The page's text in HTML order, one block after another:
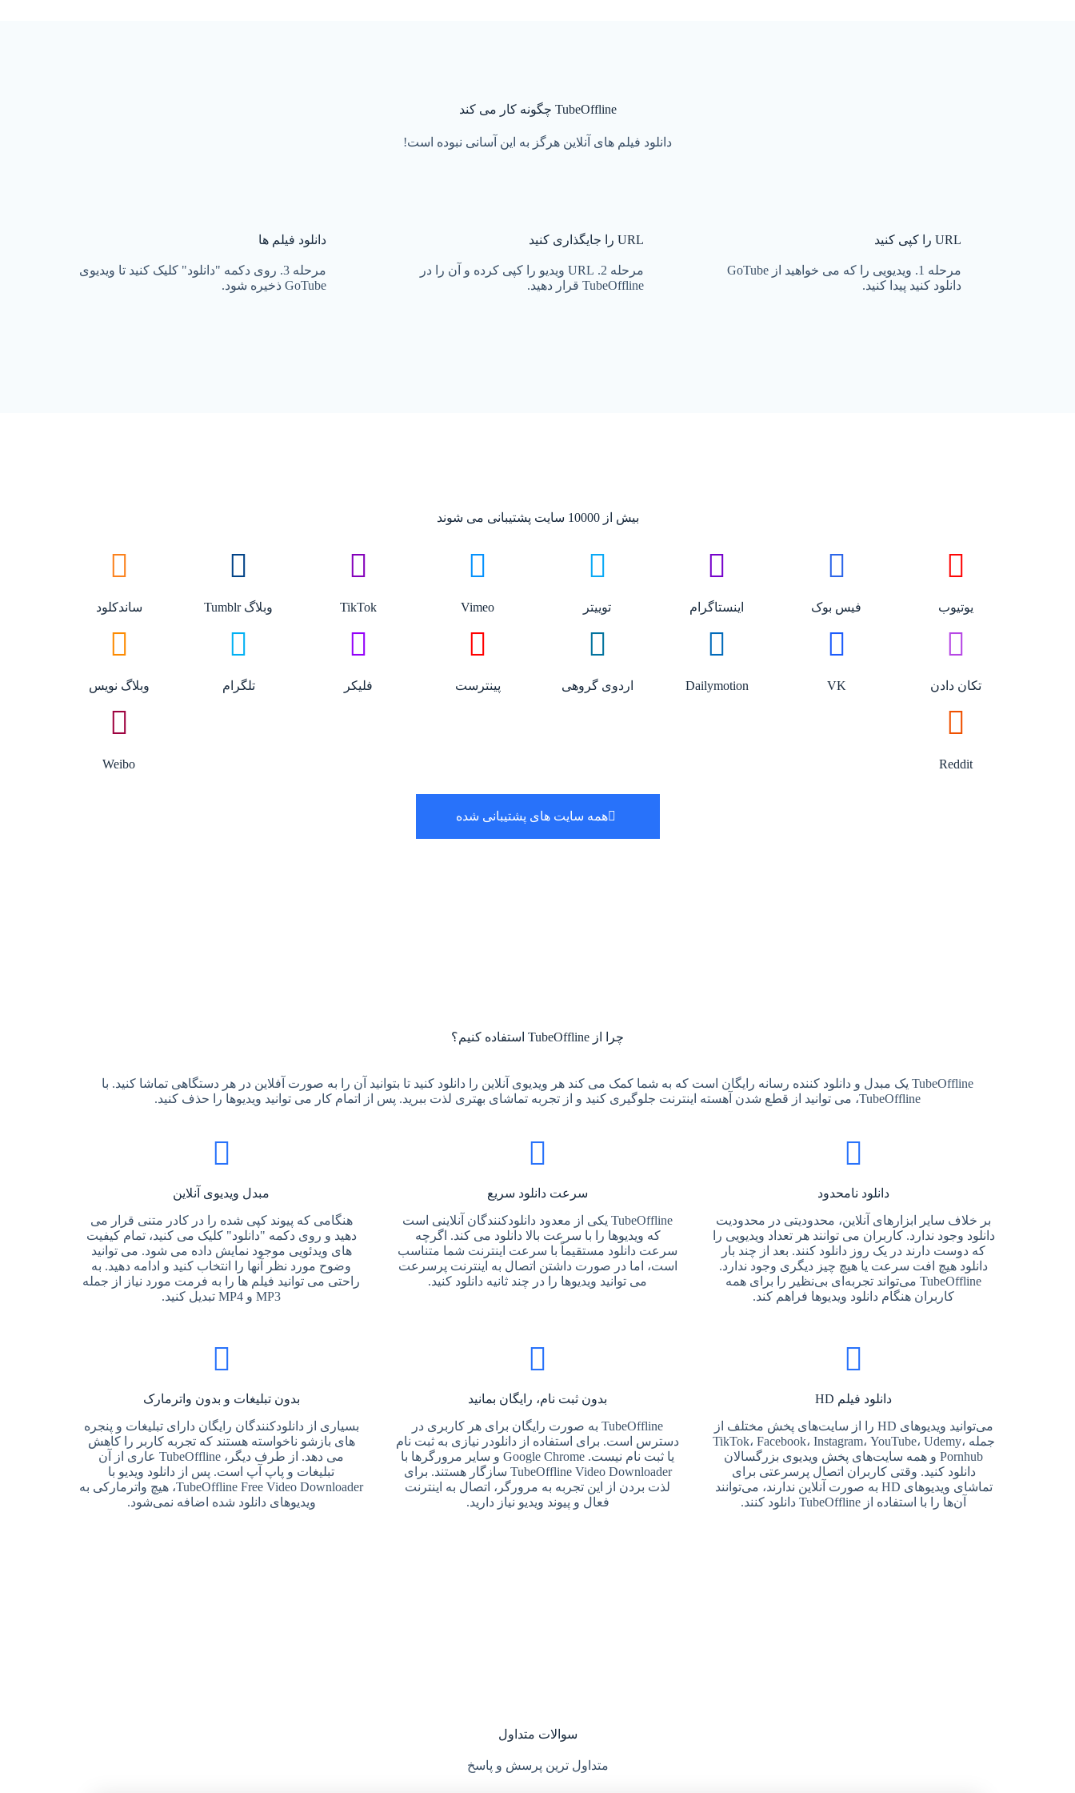
TubeOffline چگونه کار می کند
دانلود فیلم های آنلاین هرگز به این آسانی نبوده است!
URL را کپی کنید
مرحله 1. ویدیویی را که می خواهید از GoTube
دانلود کنید پیدا کنید.
URL را جایگذاری کنید
مرحله 2. URL ویدیو را کپی کرده و آن را در
TubeOffline قرار دهید.
دانلود فیلم ها
مرحله 3. روی دکمه "دانلود" کلیک کنید تا ویدیوی
GoTube ذخیره شود.
بیش از 10000 سایت پشتیبانی می شوند
یوتیوب فیس بوک اینستاگرام توییتر Vimeo
TikTok وبلاگ Tumblr ساندکلود
تکان دادن VK
Dailymotion اردوی گروهی پینترست فلیکر تلگرام وبلاگ نویس
Reddit
Weibo
همه سایت های پشتیبانی شده
چرا از TubeOffline استفاده کنیم؟
TubeOffline یک مبدل و دانلود کننده رسانه رایگان است که به شما کمک می کند هر ویدیوی آنلاین را دانلود کنید تا بتوانید آن را به صورت آفلاین در هر دستگاهی تماشا کنید. با
TubeOffline، می توانید از قطع شدن آهسته اینترنت جلوگیری کنید و از تجربه تماشای بهتری لذت ببرید. پس از اتمام کار می توانید ویدیوها را حذف کنید.
دانلود نامحدود
بر خلاف سایر ابزارهای آنلاین، محدودیتی در محدودیت
دانلود وجود ندارد. کاربران می توانند هر تعداد ویدیویی را
که دوست دارند در یک روز دانلود کنند. بعد از چند بار
دانلود هیچ افت سرعت یا هیچ چیز دیگری وجود ندارد.
TubeOffline می‌تواند تجربه‌ای بی‌نظیر را برای همه
کاربران هنگام دانلود ویدیوها فراهم کند.
سرعت دانلود سریع
TubeOffline یکی از معدود دانلودکنندگان آنلاینی است
که ویدیوها را با سرعت بالا دانلود می کند. اگرچه
سرعت دانلود مستقیماً با سرعت اینترنت شما متناسب
است، اما در صورت داشتن اتصال به اینترنت پرسرعت
می توانید ویدیوها را در چند ثانیه دانلود کنید.
مبدل ویدیوی آنلاین
هنگامی که پیوند کپی شده را در کادر متنی قرار می
دهید و روی دکمه "دانلود" کلیک می کنید، تمام کیفیت
های ویدئویی موجود نمایش داده می شود. می توانید
وضوح مورد نظر آنها را انتخاب کنید و ادامه دهید. به
راحتی می توانید فیلم ها را به فرمت مورد نیاز از جمله
MP3 و MP4 تبدیل کنید.
دانلود فیلم HD
می‌توانید ویدیوهای HD را از سایت‌های پخش مختلف از
جمله TikTok، Facebook، Instagram، YouTube، Udemy،
Pornhub و همه سایت‌های پخش ویدیوی بزرگسالان
دانلود کنید. وقتی کاربران اتصال پرسرعتی برای
تماشای ویدیوهای HD به صورت آنلاین ندارند، می‌توانند
آن‌ها را با استفاده از TubeOffline دانلود کنند.
بدون ثبت نام، رایگان بمانید
TubeOffline به صورت رایگان برای هر کاربری در
دسترس است. برای استفاده از دانلودر نیازی به ثبت نام
یا ثبت نام نیست. Google Chrome و سایر مرورگرها با
TubeOffline Video Downloader سازگار هستند. برای
لذت بردن از این تجربه به مرورگر، اتصال به اینترنت
فعال و پیوند ویدیو نیاز دارید.
بدون تبلیغات و بدون واترمارک
بسیاری از دانلودکنندگان رایگان دارای تبلیغات و پنجره
های بازشو ناخواسته هستند که تجربه کاربر را کاهش
می دهد. از طرف دیگر، TubeOffline عاری از آن
تبلیغات و پاپ آپ است. پس از دانلود ویدیو با
TubeOffline Free Video Downloader، هیچ واترمارکی به
ویدیوهای دانلود شده اضافه نمی‌شود.
سوالات متداول
متداول ترین پرسش و پاسخ